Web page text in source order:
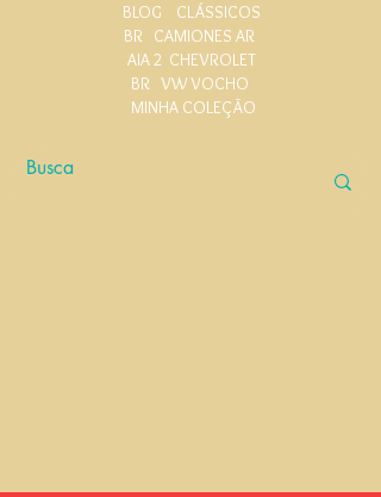
BLOG
CLÁSSICOS
BR CAMIONES AR
AIA 2 CHEVROLET
BR VW VOCHO
MINHA COLEÇÃO